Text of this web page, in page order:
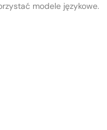
modele językowe.